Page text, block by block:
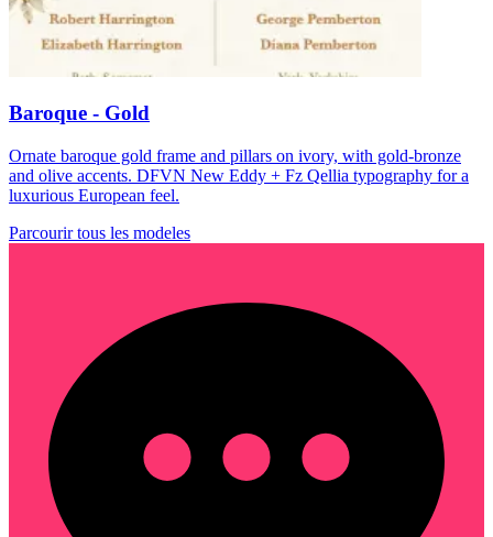
Baroque - Gold
Ornate baroque gold frame and pillars on ivory, with gold-bronze
and olive accents. DFVN New Eddy + Fz Qellia typography for a
luxurious European feel.
Parcourir tous les modeles